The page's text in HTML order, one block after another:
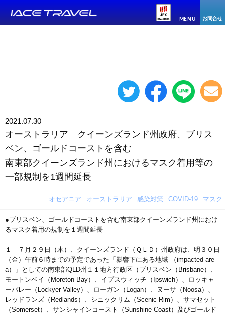
MENU お問合せ
2021.07.30
オーストラリア クイーンズランド州政府、ブリス
ベン、ゴールドコーストを含む
南東部クイーンズランド州におけるマスク着用等の
一部規制を1週間延長
オセアニア オーストラリア 感染対策 COVID-19 マスク
●ブリスベン、ゴールドコーストを含む南東部クイーンズランド州におけ
るマスク着用の規制を１週間延長
１ ７月２９日（木）、クイーンズランド（ＱＬＤ）州政府は、明３０日
（金）午前６時までの予定であった「影響下にある地域 （impacted are
a）」としての南東部QLD州１１地方行政区（ブリスベン（Brisbane）、
モートンベイ（Moreton Bay）、イプスウィッチ（Ipswich）、ロッキャ
ーバレー（Lockyer Valley）、ローガン（Logan）、ヌーサ（Noosa）、
レッドランズ（Redlands）、シニックリム（Scenic Rim）、サマセット
（Somerset）、サンシャインコースト（Sunshine Coast）及びゴールド